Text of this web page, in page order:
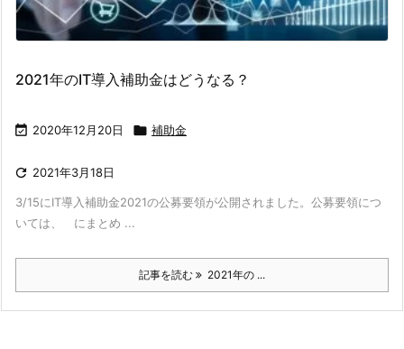
2021年のIT導入補助金はどうなる？
 2020年12月20日  補助金
 2021年3月18日
3/15にIT導入補助金2021の公募要領が公開されました。公募要領につ
いては、 にまとめ ...
記事を読む 2021年の ...